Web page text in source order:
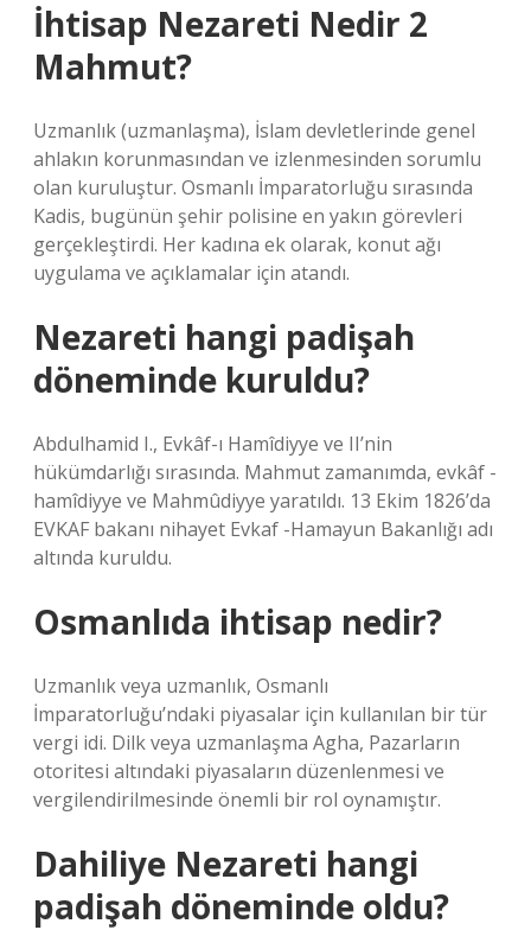
İhtisap Nezareti Nedir 2
Mahmut?
Uzmanlık (uzmanlaşma), İslam devletlerinde genel
ahlakın korunmasından ve izlenmesinden sorumlu
olan kuruluştur. Osmanlı İmparatorluğu sırasında
Kadis, bugünün şehir polisine en yakın görevleri
gerçekleştirdi. Her kadına ek olarak, konut ağı
uygulama ve açıklamalar için atandı.
Nezareti hangi padişah
döneminde kuruldu?
Abdulhamid I., Evkâf-ı Hamîdiyye ve II’nin
hükümdarlığı sırasında. Mahmut zamanımda, evkâf -
hamîdiyye ve Mahmûdiyye yaratıldı. 13 Ekim 1826’da
EVKAF bakanı nihayet Evkaf -Hamayun Bakanlığı adı
altında kuruldu.
Osmanlıda ihtisap nedir?
Uzmanlık veya uzmanlık, Osmanlı
İmparatorluğu’ndaki piyasalar için kullanılan bir tür
vergi idi. Dilk veya uzmanlaşma Agha, Pazarların
otoritesi altındaki piyasaların düzenlenmesi ve
vergilendirilmesinde önemli bir rol oynamıştır.
Dahiliye Nezareti hangi
padişah döneminde oldu?